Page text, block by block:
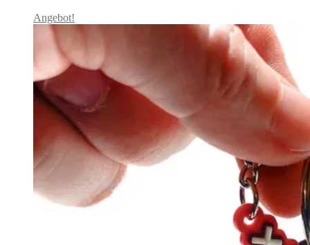
Angebot!